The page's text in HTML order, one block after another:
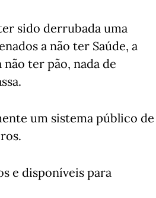
sido derrubada uma
a não ter Saúde, a
não ter pão, nada de
um sistema público de
e disponíveis para